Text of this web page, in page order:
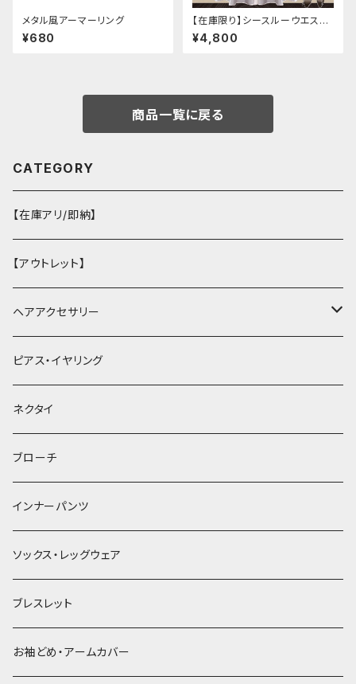
メタル風アーマーリング
¥680
【在庫限り】シースルーウエスト
ベルトワンピースセットアップ（ラ
イトピンク：Lサイズ
¥4,800
商品一覧に戻る
CATEGORY
【在庫アリ/即納】
【アウトレット】
ヘアアクセサリー
ヘアクリップ
ヘッドドレス・カチューシャ
ヘアゴム
簪
ピアス・イヤリング
ネクタイ
ブローチ
インナーパンツ
ソックス・レッグウェア
ブレスレット
お袖どめ・アームカバー